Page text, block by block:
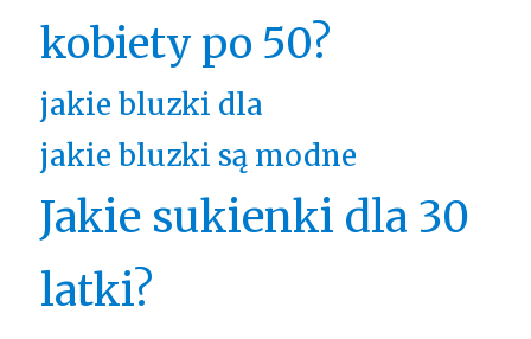
kobiety po 50?
jakie bluzki dla
jakie bluzki są modne
Jakie sukienki dla 30
latki?